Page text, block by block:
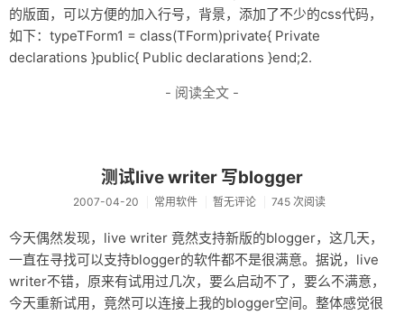
编程开发
Delphi 和常用组件
的版面，可以方便的加入行号，背景，添加了不少的css代码，
如下：typeTForm1 = class(TForm)private{ Private
declarations }public{ Public declarations }end;2.
- 阅读全文 -
测试live writer 写blogger
2007-04-20 常用软件 暂无评论 745 次阅读
今天偶然发现，live writer 竟然支持新版的blogger，这几天，
一直在寻找可以支持blogger的软件都不是很满意。据说，live
writer不错，原来有试用过几次，要么启动不了，要么不满意，
今天重新试用，竟然可以连接上我的blogger空间。整体感觉很